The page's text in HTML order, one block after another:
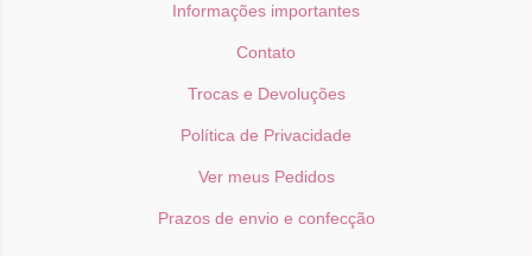
Informações importantes
Contato
Trocas e Devoluções
Política de Privacidade
Ver meus Pedidos
Prazos de envio e confecção